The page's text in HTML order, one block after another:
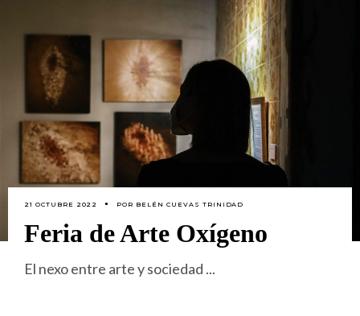
21 OCTUBRE 2022 POR BELÉN CUEVAS TRINIDAD
Feria de Arte Oxígeno
El nexo entre arte y sociedad